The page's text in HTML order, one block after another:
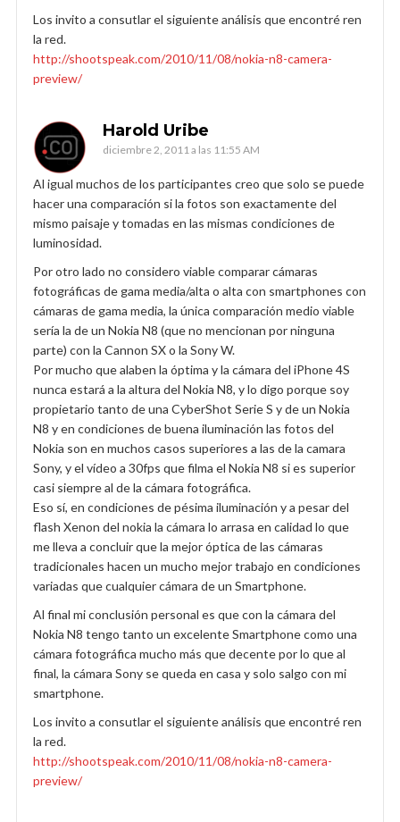
Los invito a consutlar el siguiente análisis que encontré ren
la red.
http://shootspeak.com/2010/11/08/nokia-n8-camera-
preview/
Harold Uribe
diciembre 2, 2011 a las 11:55 AM
Al igual muchos de los participantes creo que solo se puede
hacer una comparación si la fotos son exactamente del
mismo paisaje y tomadas en las mismas condiciones de
luminosidad.
Por otro lado no considero viable comparar cámaras
fotográficas de gama media/alta o alta con smartphones con
cámaras de gama media, la única comparación medio viable
sería la de un Nokia N8 (que no mencionan por ninguna
parte) con la Cannon SX o la Sony W.
Por mucho que alaben la óptima y la cámara del iPhone 4S
nunca estará a la altura del Nokia N8, y lo digo porque soy
propietario tanto de una CyberShot Serie S y de un Nokia
N8 y en condiciones de buena iluminación las fotos del
Nokia son en muchos casos superiores a las de la camara
Sony, y el vídeo a 30fps que filma el Nokia N8 si es superior
casi siempre al de la cámara fotográfica.
Eso sí, en condiciones de pésima iluminación y a pesar del
flash Xenon del nokia la cámara lo arrasa en calidad lo que
me lleva a concluir que la mejor óptica de las cámaras
tradicionales hacen un mucho mejor trabajo en condiciones
variadas que cualquier cámara de un Smartphone.
Al final mi conclusión personal es que con la cámara del
Nokia N8 tengo tanto un excelente Smartphone como una
cámara fotográfica mucho más que decente por lo que al
final, la cámara Sony se queda en casa y solo salgo con mi
smartphone.
Los invito a consutlar el siguiente análisis que encontré ren
la red.
http://shootspeak.com/2010/11/08/nokia-n8-camera-
preview/